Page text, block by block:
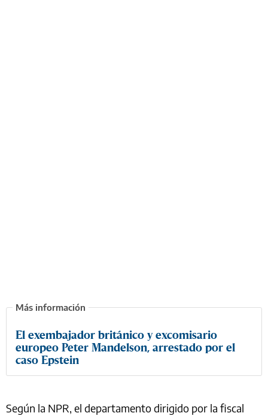
El exembajador británico y excomisario
europeo Peter Mandelson, arrestado por el
caso Epstein
Según la NPR, el departamento dirigido por la fiscal